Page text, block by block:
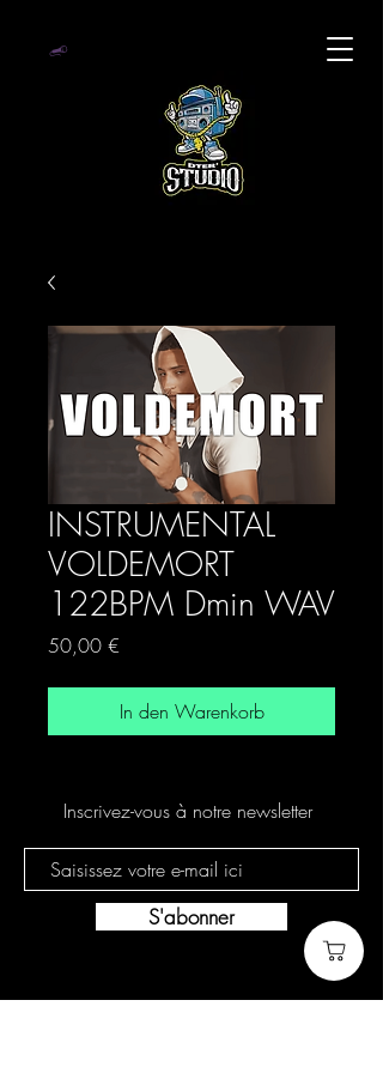
INSTRUMENTAL
VOLDEMORT
122BPM Dmin WAV
50,00 €
In den Warenkorb
Inscrivez-vous à notre newsletter
S'abonner